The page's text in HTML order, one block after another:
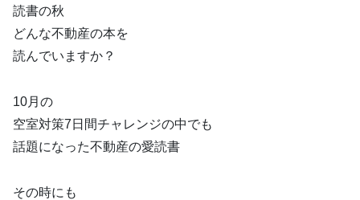
読書の秋
どんな不動産の本を
読んでいますか？
10月の
空室対策7日間チャレンジの中でも
話題になった不動産の愛読書
その時にも